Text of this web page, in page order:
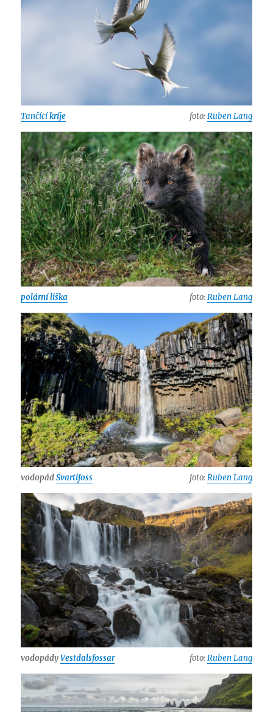
Tančícíkríje foto:Ruben Lang
polární liška foto:Ruben Lang
vodopádSvartifoss foto:Ruben Lang
vodopádyVestdalsfossar foto:Ruben Lang